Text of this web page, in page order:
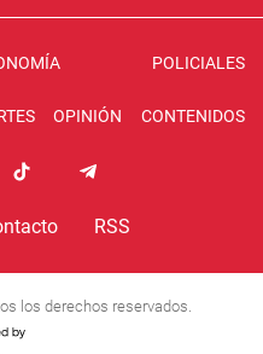
POLICIALES
OPINIÓN CONTENIDOS
RSS
los derechos reservados.